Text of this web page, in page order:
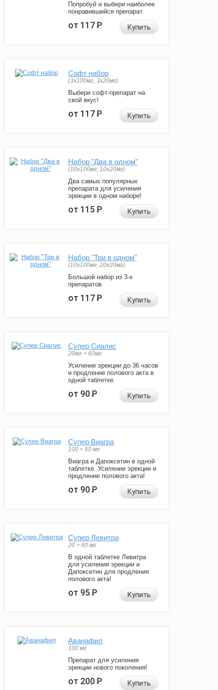
Попробуй и выбери наиболее
понравившийся препарат.
от 117Р Купить
Софт набор
(3x100мг, 3x20мг)
Выбери софт-препарат на
свой вкус!
от 117Р Купить
Набор "Два в одном"
(10x100мг, 10x20мг)
Два самых популярных
препарата для усиления
эрекции в одном наборе!
от 115Р Купить
Набор "Три в одном"
(10x100мг, 20x20мг)
Большой набор из 3-х
препаратов.
от 117Р Купить
Супер Сиалис
20мг + 60мг
Усиление эрекции до 36 часов
и продление полового акта в
одной таблетке.
от 90Р Купить
Супер Виагра
100 + 60 мг
Виагра и Дапоксетин в одной
таблетке. Усиление эрекции и
продление полового акта!
от 90Р Купить
Супер Левитра
20 + 60 мг
В одной таблетке Левитра
для усиления эрекции и
Дапоксетин для продления
полового акта!
от 95Р Купить
Аванафил
100 мг
Препарат для усиления
эрекции нового поколения!
от 200Р Купить